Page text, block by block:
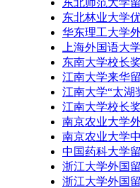
东北林业大学
华东理工大学
上海外国语大
东南大学校长
江南大学来华
江南大学“太湖
江南大学校长
南京农业大学
南京农业大学
中国药科大学
浙江大学外国
浙江大学外国